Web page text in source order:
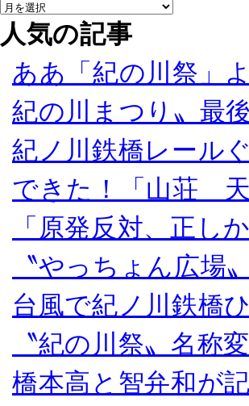
人気の記事
ああ「紀の川祭」
紀の川まつり〟最
紀ノ川鉄橋レール
できた！「山荘
「原発反対、正し
〝やっちょん広場
台風で紀ノ川鉄橋
〝紀の川祭〟名称
橋本高と智弁和が